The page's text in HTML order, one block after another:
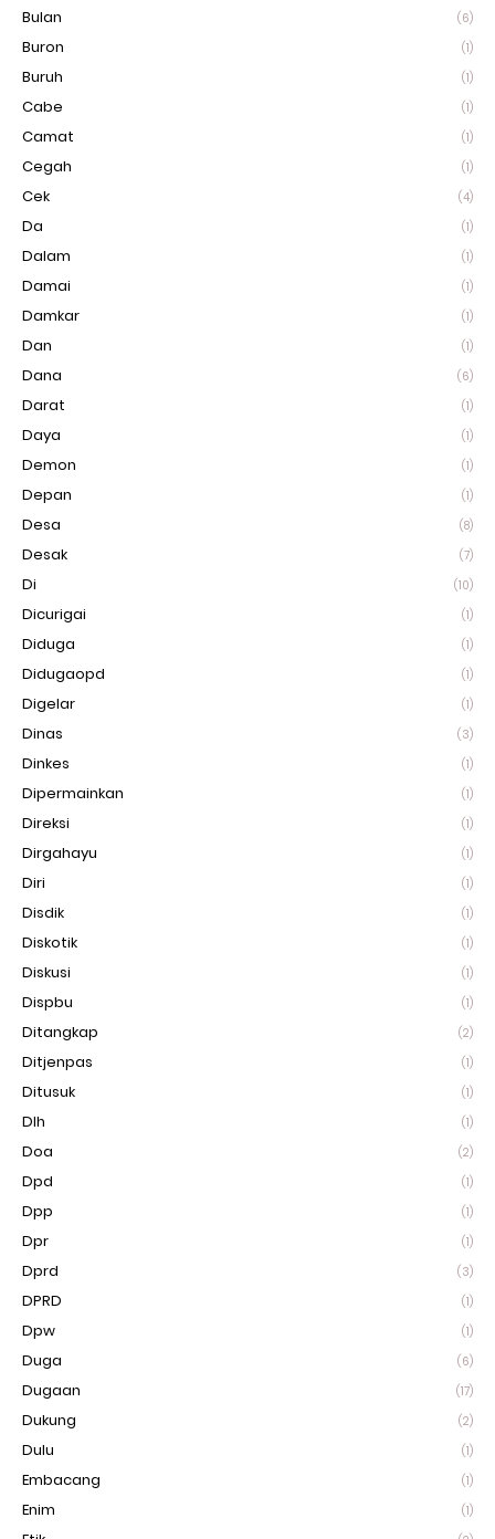
Bulan (6)
Buron (1)
Buruh (1)
Cabe (1)
Camat (1)
Cegah (1)
Cek (4)
Da (1)
Dalam (1)
Damai (1)
Damkar (1)
Dan (1)
Dana (6)
Darat (1)
Daya (1)
Demon (1)
Depan (1)
Desa (8)
Desak (7)
Di (10)
Dicurigai (1)
Diduga (1)
Didugaopd (1)
Digelar (1)
Dinas (3)
Dinkes (1)
Dipermainkan (1)
Direksi (1)
Dirgahayu (1)
Diri (1)
Disdik (1)
Diskotik (1)
Diskusi (1)
Dispbu (1)
Ditangkap (2)
Ditjenpas (1)
Ditusuk (1)
Dlh (1)
Doa (2)
Dpd (1)
Dpp (1)
Dpr (1)
Dprd (3)
DPRD (1)
Dpw (1)
Duga (6)
Dugaan (17)
Dukung (2)
Dulu (1)
Embacang (1)
Enim (1)